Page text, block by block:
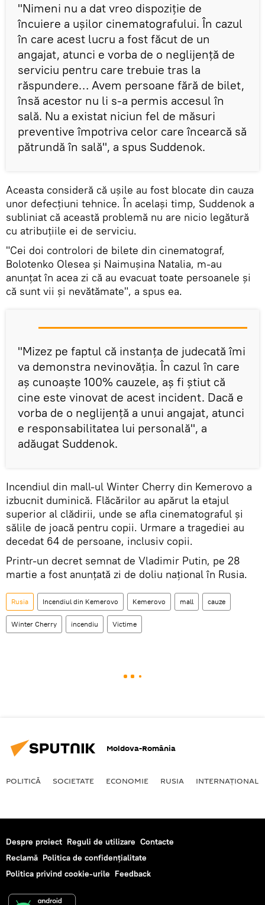
"Nimeni nu a dat vreo dispoziție de
încuiere a ușilor cinematografului. În cazul
în care acest lucru a fost făcut de un
angajat, atunci e vorba de o neglijență de
serviciu pentru care trebuie tras la
răspundere… Avem persoane fără de bilet,
însă acestor nu li s-a permis accesul în
sală. Nu a existat niciun fel de măsuri
preventive împotriva celor care încearcă să
pătrundă în sală", a spus Suddenok.
Aceasta consideră că ușile au fost blocate din cauza
unor defecțiuni tehnice. În același timp, Suddenok a
subliniat că această problemă nu are nicio legătură
cu atribuțiile ei de serviciu.
"Cei doi controlori de bilete din cinematograf,
Bolotenko Olesea și Naimușina Natalia, m-au
anunțat în acea zi că au evacuat toate persoanele și
că sunt vii și nevătămate", a spus ea.
"Mizez pe faptul că instanța de judecată îmi
va demonstra nevinovăția. În cazul în care
aș cunoaște 100% cauzele, aș fi știut că
cine este vinovat de acest incident. Dacă e
vorba de o neglijență a unui angajat, atunci
e responsabilitatea lui personală", a
adăugat Suddenok.
Incendiul din mall-ul Winter Cherry din Kemerovo a
izbucnit duminică. Flăcărilor au apărut la etajul
superior al clădirii, unde se afla cinematograful și
sălile de joacă pentru copii. Urmare a tragediei au
decedat 64 de persoane, inclusiv copii.
Printr-un decret semnat de Vladimir Putin, pe 28
martie a fost anunțată zi de doliu național în Rusia.
Rusia Incendiul din Kemerovo Kemerovo mall cauze
Winter Cherry incendiu Victime
Moldova-România
POLITICĂ SOCIETATE ECONOMIE RUSIA INTERNAŢIONAL
Despre proiect Reguli de utilizare Contacte
Reclamă Politica de confidențialitate
Politica privind cookie-urile Feedback